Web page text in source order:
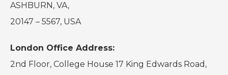
ASHBURN, VA,
20147 – 5567, USA
London Office Address:
2nd Floor, College House 17 King Edwards Road,